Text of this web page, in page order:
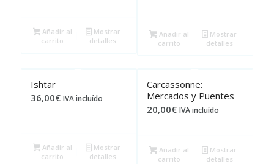
Añadir al
carrito
Mostrar
detalles
Añadir al
carrito
Mostrar
detalles
Ishtar
36,00€ IVA incluído
Añadir al
carrito
Mostrar
detalles
Carcassonne:
Mercados y Puentes
20,00€ IVA incluído
Añadir al
carrito
Mostrar
detalles